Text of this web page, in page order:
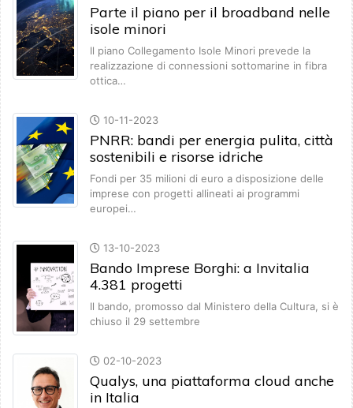
Parte il piano per il broadband nelle
isole minori
Il piano Collegamento Isole Minori prevede la
realizzazione di connessioni sottomarine in fibra
ottica…
10-11-2023
PNRR: bandi per energia pulita, città
sostenibili e risorse idriche
Fondi per 35 milioni di euro a disposizione delle
imprese con progetti allineati ai programmi
europei…
13-10-2023
Bando Imprese Borghi: a Invitalia
4.381 progetti
Il bando, promosso dal Ministero della Cultura, si è
chiuso il 29 settembre
02-10-2023
Qualys, una piattaforma cloud anche
in Italia